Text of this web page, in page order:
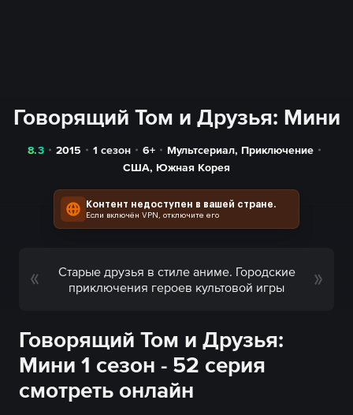
Говорящий Том и Друзья: Мини
8.3 2015 1 сезон 6+ Мультсериал, Приключение
США, Южная Корея
Контент недоступен в вашей стране.
Если включён VPN, отключите его
Старые друзья в стиле аниме. Городские
приключения героев культовой игры
Говорящий Том и Друзья:
Мини 1 сезон - 52 серия
смотреть онлайн